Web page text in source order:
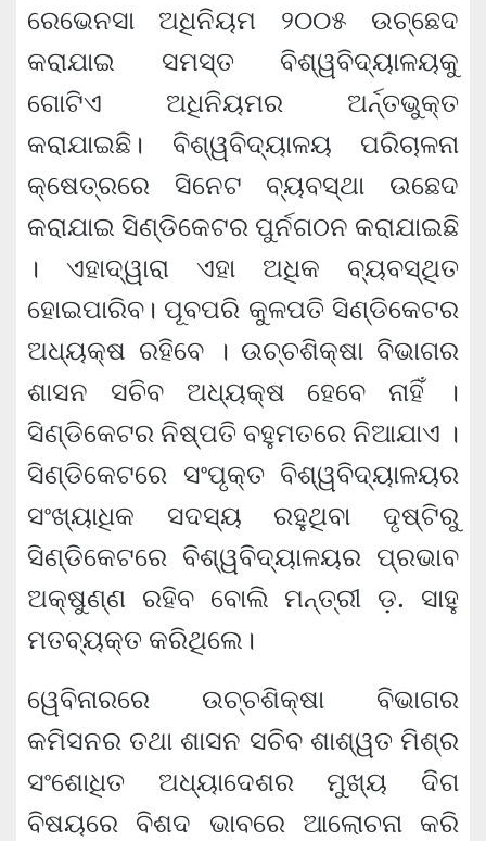
ରେଭେନସା ଅଧିନିୟମ ୨୦୦୫ ଉଚ୍ଛେଦ
କରାଯାଇ ସମସ୍ତ ବିଶ୍ୱବିଦ୍ୟାଳୟକୁ
ଗୋଟିଏ ଅଧିନିୟମର ଅର୍ନ୍ତଭୁକ୍ତ
କରାଯାଇଛି। ବିଶ୍ୱବିଦ୍ୟାଳୟ ପରିଚାଳନା
କ୍ଷେତ୍ରରେ ସିନେଟ ବ୍ୟବସ୍ଥା ଉଛେଦ
କରାଯାଇ ସିଣ୍ଡିକେଟର ପୁର୍ନଗଠନ କରାଯାଇଛି
। ଏହାଦ୍ୱାରା ଏହା ଅଧିକ ବ୍ୟବସ୍ଥିତ
ହୋଇପାରିବ। ପୂବପରି କୁଳପତି ସିଣ୍ଡିକେଟର
ଅଧ୍ୟକ୍ଷ ରହିବେ । ଉଚ୍ଚଶିକ୍ଷା ବିଭାଗର
ଶାସନ ସଚିବ ଅଧ୍ୟକ୍ଷ ହେବେ ନାହିଁ ।
ସିଣ୍ଡିକେଟର ନିଷ୍ପତି ବହୁମତରେ ନିଆଯାଏ ।
ସିଣ୍ଡିକେଟରେ ସଂପୃକ୍ତ ବିଶ୍ୱବିଦ୍ୟାଳୟର
ସଂଖ୍ୟାଧିକ ସଦସ୍ୟ ରହୁଥିବା ଦୃଷ୍ଟିରୁ
ସିଣ୍ଡିକେଟରେ ବିଶ୍ୱବିଦ୍ୟାଳୟର ପ୍ରଭାବ
ଅକ୍ଷୁଣ୍ଣ ରହିବ ବୋଲି ମନ୍ତ୍ରୀ ଡ଼. ସାହୁ
ମତବ୍ୟକ୍ତ କରିଥିଲେ।
ୱେବିନାରରେ ଉଚ୍ଚଶିକ୍ଷା ବିଭାଗର
କମିସନର ତଥା ଶାସନ ସଚିବ ଶାଶ୍ୱତ ମିଶ୍ର
ସଂଶୋଧିତ ଅଧ୍ୟାଦେଶର ମୁଖ୍ୟ ଦିଗ
ବିଷୟରେ ବିଶଦ ଭାବରେ ଆଲୋଚନା କରି